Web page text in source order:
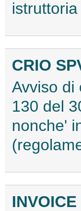
CRIO
Avviso di
130 del
nonche'